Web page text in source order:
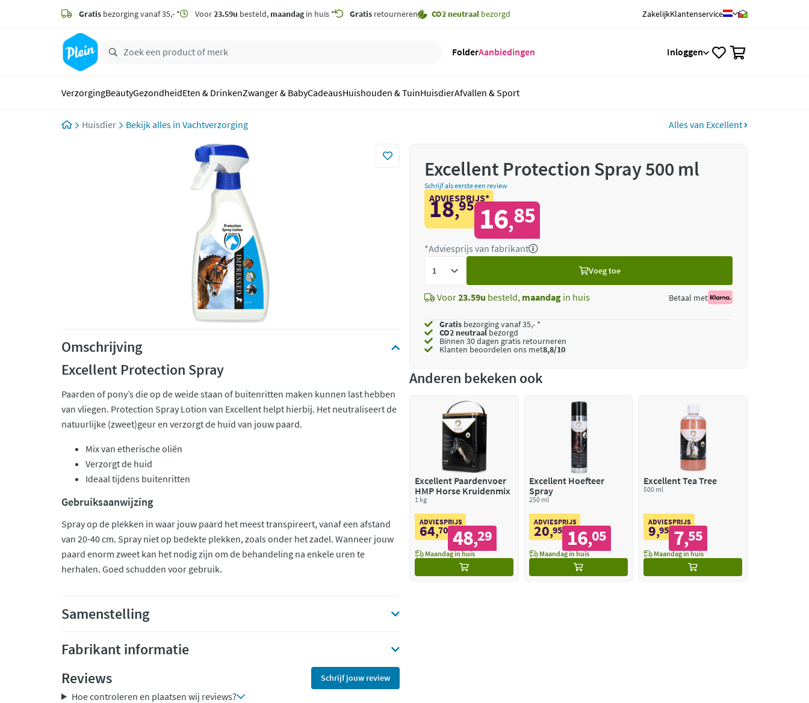
zoeken
hoofdinhoud
Gratis bezorging vanaf 35,- * Voor23.59u besteld, maandagin huis * Gratis retourneren CO2 neutraal bezorgd ZakelijkKlantenservice
FolderAanbiedingen Inloggen
VerzorgingBeautyGezondheidEten & DrinkenZwanger & BabyCadeausHuishouden & TuinHuisdierAfvallen & Sport
Huisdier Vachtverzorging Alles van Excellent
Omschrijving
Excellent Protection Spray
Paarden of pony’s die op de weide staan of buitenritten maken kunnen last hebben
van vliegen. Protection Spray Lotion van Excellent helpt hierbij. Het neutraliseert de
natuurlijke (zweet)geur en verzorgt de huid van jouw paard.
Mix van etherische oliën
Verzorgt de huid
Ideaal tijdens buitenritten
Gebruiksaanwijzing
Spray op de plekken in waar jouw paard het meest transpireert, vanaf een afstand
van 20-40 cm. Spray niet op bedekte plekken, zoals onder het zadel. Wanneer jouw
paard enorm zweet kan het nodig zijn om de behandeling na enkele uren te
herhalen. Goed schudden voor gebruik.
Samenstelling
Fabrikant informatie
Reviews
Schrijf jouw review
Hoe controleren en plaatsen wij reviews?
Excellent Protection Spray 500 ml
Schrijf als eerste een review
ADVIESPRIJS*
18,95 16,85
*Adviesprijs van fabrikant
Voeg toe
Voor23.59u besteld, maandag in huis Betaal met
Gratis bezorging vanaf 35,- *
CO2 neutraalbezorgd
Binnen 30 dagen gratis retourneren
Klanten beoordelen ons met8,8/10
Anderen bekeken ook
Excellent Paardenvoer
HMP Horse Kruidenmix
1 kg
ADVIESPRIJS
64,70 48,29
Maandag in huis
Excellent Hoefteer
Spray
250 ml
ADVIESPRIJS
20,95 16,05
Maandag in huis
Excellent Tea Tree
500 ml
ADVIESPRIJS
9,95 7,55
Maandag in huis